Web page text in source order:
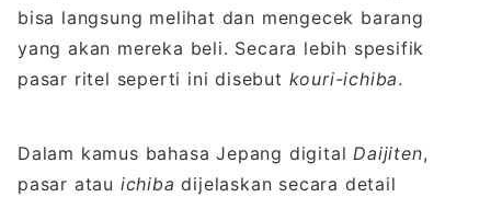
bisa langsung melihat dan mengecek barang
yang akan mereka beli. Secara lebih spesifik
pasar ritel seperti ini disebut kouri-ichiba.
Dalam kamus bahasa Jepang digitalDaijiten,
pasar atau ichiba dijelaskan secara detail